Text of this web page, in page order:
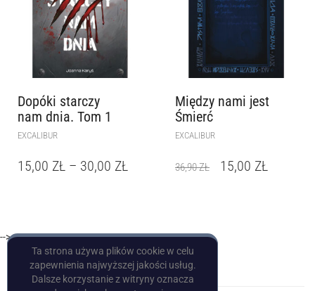
Dopóki starczy
nam dnia. Tom 1
EXCALIBUR
15,00 ZŁ – 30,00 ZŁ
Między nami jest
Śmierć
EXCALIBUR
36,90ZŁ 15,00 ZŁ
-->
Ta strona używa plików cookie w celu
zapewnienia najwyższej jakości usług.
Dalsze korzystanie z witryny oznacza